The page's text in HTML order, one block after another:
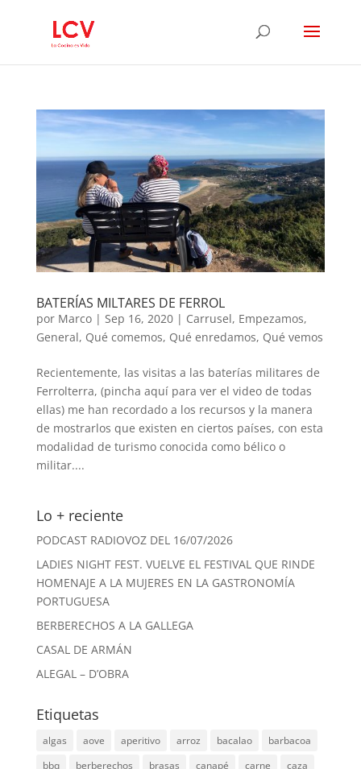
BATERÍAS MILTARES DE FERROL
por Marco| Sep 16, 2020| Carrusel, Empezamos,
General, Qué comemos, Qué enredamos, Qué vemos
Recientemente, las visitas a las baterías militares de
Ferrolterra, (pincha aquí para ver el video de todas
ellas) me han recordado a los recursos y la manera
de mostrarlos que existen en ciertos países, con esta
modalidad de turismo conocida como bélico o
militar....
Lo + reciente
PODCAST RADIOVOZ DEL 16/07/2026
LADIES NIGHT FEST. VUELVE EL FESTIVAL QUE RINDE
HOMENAJE A LA MUJERES EN LA GASTRONOMÍA
PORTUGUESA
BERBERECHOS A LA GALLEGA
CASAL DE ARMÁN
ALEGAL – D’OBRA
Etiquetas
algas aove aperitivo arroz bacalao
barbacoa
bbq
berberechos brasas canapé carne
caza